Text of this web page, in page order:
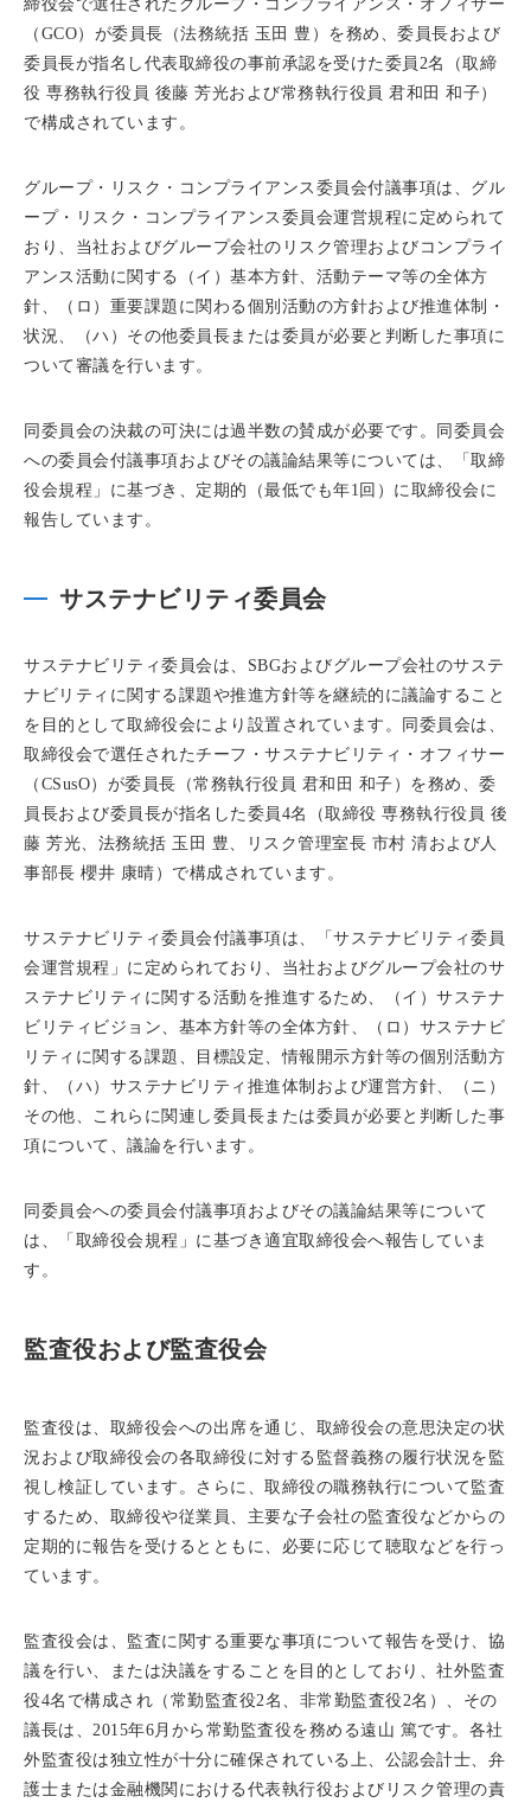
締役会で選任されたグループ・コンプライアンス・オフィサー
（GCO）が委員長（法務統括 玉田 豊）を務め、委員長および
委員長が指名し代表取締役の事前承認を受けた委員2名（取締
役 専務執行役員 後藤 芳光および常務執行役員 君和田 和子）
で構成されています。
グループ・リスク・コンプライアンス委員会付議事項は、グル
ープ・リスク・コンプライアンス委員会運営規程に定められて
おり、当社およびグループ会社のリスク管理およびコンプライ
アンス活動に関する（イ）基本方針、活動テーマ等の全体方
針、（ロ）重要課題に関わる個別活動の方針および推進体制・
状況、（ハ）その他委員長または委員が必要と判断した事項に
ついて審議を行います。
同委員会の決裁の可決には過半数の賛成が必要です。同委員会
への委員会付議事項およびその議論結果等については、「取締
役会規程」に基づき、定期的（最低でも年1回）に取締役会に
報告しています。
サステナビリティ委員会
サステナビリティ委員会は、SBGおよびグループ会社のサステ
ナビリティに関する課題や推進方針等を継続的に議論すること
を目的として取締役会により設置されています。同委員会は、
取締役会で選任されたチーフ・サステナビリティ・オフィサー
（CSusO）が委員長（常務執行役員 君和田 和子）を務め、委
員長および委員長が指名した委員4名（取締役 専務執行役員 後
藤 芳光、法務統括 玉田 豊、リスク管理室長 市村 清および人
事部長 櫻井 康晴）で構成されています。
サステナビリティ委員会付議事項は、「サステナビリティ委員
会運営規程」に定められており、当社およびグループ会社のサ
ステナビリティに関する活動を推進するため、（イ）サステナ
ビリティビジョン、基本方針等の全体方針、（ロ）サステナビ
リティに関する課題、目標設定、情報開示方針等の個別活動方
針、（ハ）サステナビリティ推進体制および運営方針、（ニ）
その他、これらに関連し委員長または委員が必要と判断した事
項について、議論を行います。
同委員会への委員会付議事項およびその議論結果等について
は、「取締役会規程」に基づき適宜取締役会へ報告していま
す。
監査役および監査役会
監査役は、取締役会への出席を通じ、取締役会の意思決定の状
況および取締役会の各取締役に対する監督義務の履行状況を監
視し検証しています。さらに、取締役の職務執行について監査
するため、取締役や従業員、主要な子会社の監査役などからの
定期的に報告を受けるとともに、必要に応じて聴取などを行っ
ています。
監査役会は、監査に関する重要な事項について報告を受け、協
議を行い、または決議をすることを目的としており、社外監査
役4名で構成され（常勤監査役2名、非常勤監査役2名）、その
議長は、2015年6月から常勤監査役を務める遠山 篤です。各社
外監査役は独立性が十分に確保されている上、公認会計士、弁
護士または金融機関における代表執行役およびリスク管理の責